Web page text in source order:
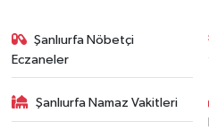
Şanlıurfa Nöbetçi
Eczaneler
Şanlıurfa Namaz Vakitleri